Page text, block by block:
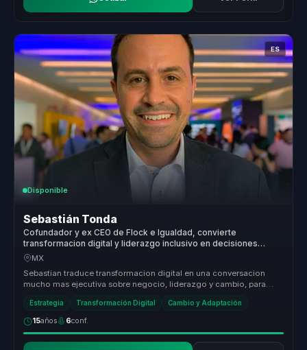
ES
Disponible
Sebastián Tonda
Cofundador y ex CEO de Flock e Igualdad, convierte
transformacion digital y liderazgo inclusivo en decisiones
ejecutivas para empresas.
MX
Sebastian traduce transformacion digital en una conversacion
mucho mas ejecutiva sobre negocio, liderazgo y cambio, para
Estrategia Transformación Digital Cambio y Adaptación
15años 6conf.